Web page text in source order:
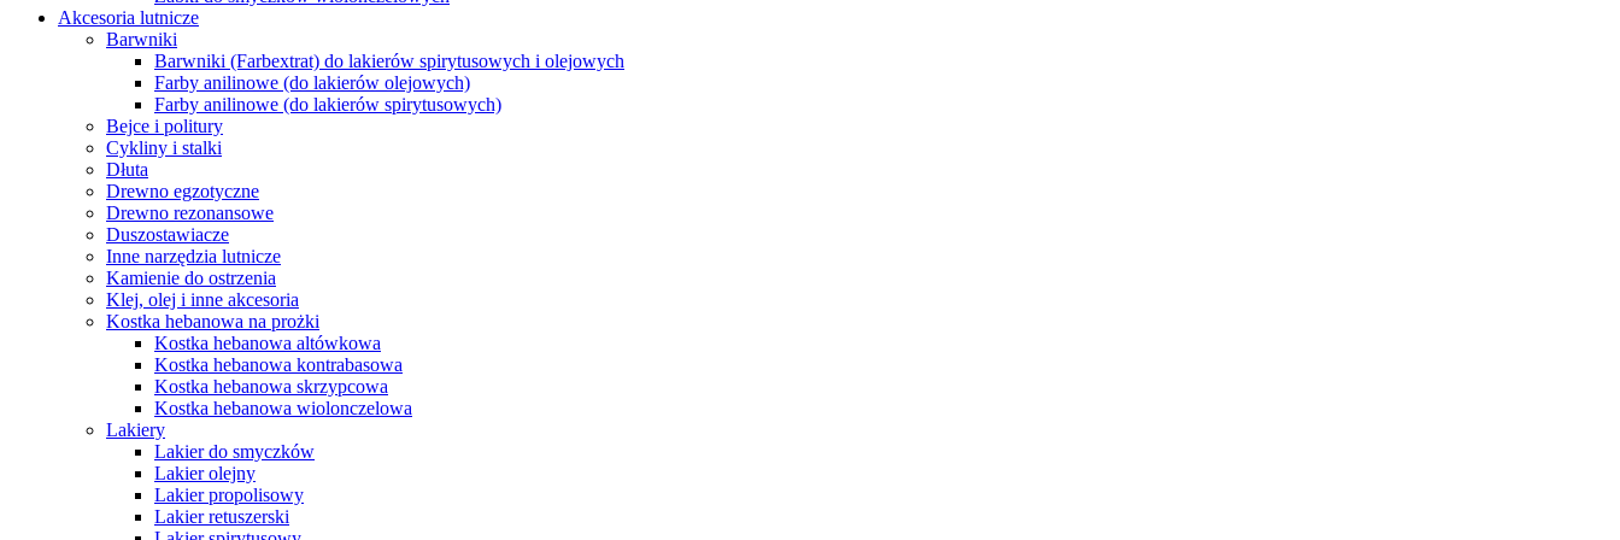
Akcesoria lutnicze
Barwniki
Barwniki (Farbextrat) do lakierów spirytusowych i olejowych
Farby anilinowe (do lakierów olejowych)
Farby anilinowe (do lakierów spirytusowych)
Bejce i politury
Cykliny i stalki
Dłuta
Drewno egzotyczne
Drewno rezonansowe
Duszostawiacze
Inne narzędzia lutnicze
Kamienie do ostrzenia
Klej, olej i inne akcesoria
Kostka hebanowa na prożki
Kostka hebanowa altówkowa
Kostka hebanowa kontrabasowa
Kostka hebanowa skrzypcowa
Kostka hebanowa wiolonczelowa
Lakiery
Lakier do smyczków
Lakier olejny
Lakier propolisowy
Lakier retuszerski